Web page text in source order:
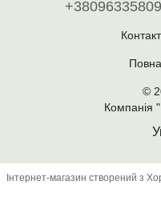
©
Компанія
Інтернет-магазин створений з